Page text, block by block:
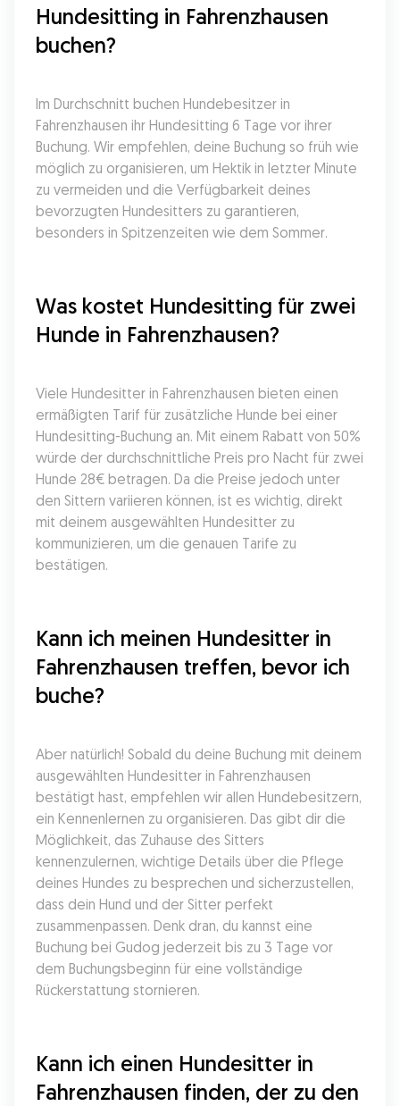
Hundesitting in Fahrenzhausen
buchen?
Im Durchschnitt buchen Hundebesitzer in
Fahrenzhausen ihr Hundesitting 6 Tage vor ihrer
Buchung. Wir empfehlen, deine Buchung so früh wie
möglich zu organisieren, um Hektik in letzter Minute
zu vermeiden und die Verfügbarkeit deines
bevorzugten Hundesitters zu garantieren,
besonders in Spitzenzeiten wie dem Sommer.
Was kostet Hundesitting für zwei
Hunde in Fahrenzhausen?
Viele Hundesitter in Fahrenzhausen bieten einen
ermäßigten Tarif für zusätzliche Hunde bei einer
Hundesitting-Buchung an. Mit einem Rabatt von 50%
würde der durchschnittliche Preis pro Nacht für zwei
Hunde 28€ betragen. Da die Preise jedoch unter
den Sittern variieren können, ist es wichtig, direkt
mit deinem ausgewählten Hundesitter zu
kommunizieren, um die genauen Tarife zu
bestätigen.
Kann ich meinen Hundesitter in
Fahrenzhausen treffen, bevor ich
buche?
Aber natürlich! Sobald du deine Buchung mit deinem
ausgewählten Hundesitter in Fahrenzhausen
bestätigt hast, empfehlen wir allen Hundebesitzern,
ein Kennenlernen zu organisieren. Das gibt dir die
Möglichkeit, das Zuhause des Sitters
kennenzulernen, wichtige Details über die Pflege
deines Hundes zu besprechen und sicherzustellen,
dass dein Hund und der Sitter perfekt
zusammenpassen. Denk dran, du kannst eine
Buchung bei Gudog jederzeit bis zu 3 Tage vor
dem Buchungsbeginn für eine vollständige
Rückerstattung stornieren.
Kann ich einen Hundesitter in
Fahrenzhausen finden, der zu den